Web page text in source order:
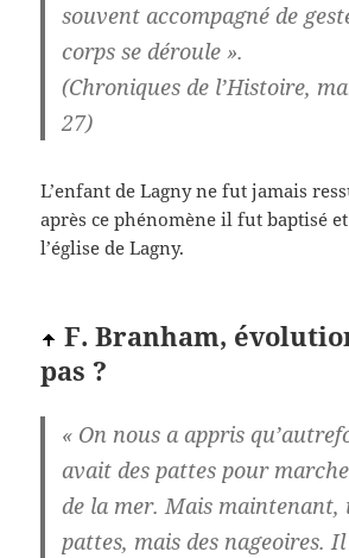
souvent accompagné de
corps se déroule ».
(Chroniques de l’Histoire,
27)
L’enfant de Lagny ne fut jamais
après ce phénomène il fut baptisé
l’église de Lagny.
F. Branham,
pas ?
« On nous a appris
avait des pattes pour
de la mer. Mais maintenant,
pattes, mais des nageoires.